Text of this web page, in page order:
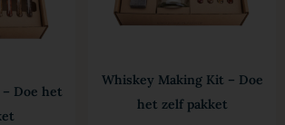
Doe het
Whiskey Making Kit – Doe
het zelf pakket